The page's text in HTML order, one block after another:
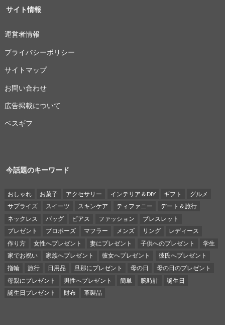
サイト情報
運営者情報
プライバシーポリシー
サイトマップ
お問い合わせ
広告掲載について
ベスギフ
今話題のキーワード
おしゃれ お菓子 アクセサリー インテリア＆DIY ギフト
グルメ
サプライズ
スイーツ スキンケア ティファニー
デート＆旅行
ネックレス
バッグ ピアス ファッション
ブレスレット
プレゼント
プロポーズ マフラー メンズ リング
レディース
作り方
女性へプレゼント 妻にプレゼント 子供へのプレゼント
学生
家でお祝い
家族へプレゼント 彼女へプレゼント
彼氏へプレゼント
指輪
旅行 日用品 旦那にプレゼント 母の日
母の日のプレゼント
母親にプレゼント
男性へプレゼント 簡単 腕時計
誕生日
誕生日プレゼント
財布 革製品